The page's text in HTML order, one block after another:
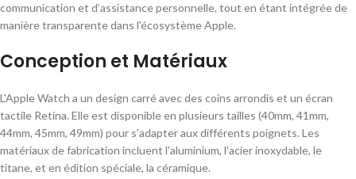
communication et d’assistance personnelle, tout en étant intégrée de
manière transparente dans l'écosystème Apple.
Conception et Matériaux
L'Apple Watch a un design carré avec des coins arrondis et un écran
tactile Retina. Elle est disponible en plusieurs tailles (40mm, 41mm,
44mm, 45mm, 49mm) pour s'adapter aux différents poignets. Les
matériaux de fabrication incluent l'aluminium, l'acier inoxydable, le
titane, et en édition spéciale, la céramique.